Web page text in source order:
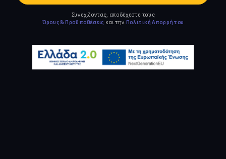
Συνεχίζοντας, αποδέχεστε τους
Όρους & Προϋποθέσεις και την Πολιτική Απορρήτου